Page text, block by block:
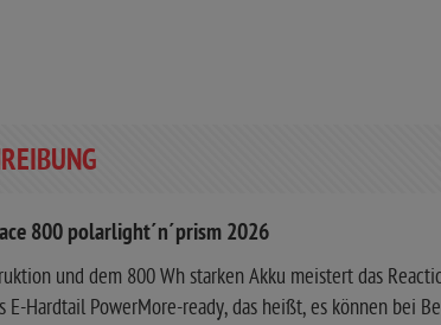
800 polarlight´n´prism 2026
und dem 800 Wh starken Akku meistert das
E-Hardtail PowerMore-ready, das heißt, es können bei